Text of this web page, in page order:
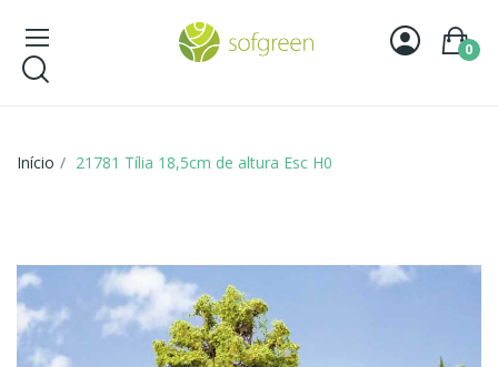
0
Início 21781 Tília 18,5cm de altura Esc H0